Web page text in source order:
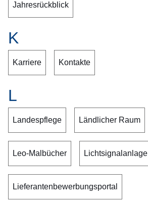
Jahresrückblick
K
Karriere Kontakte
L
Landespflege Ländlicher Raum
Leo-Malbücher Lichtsignalanlage
Lieferantenbewerbungsportal